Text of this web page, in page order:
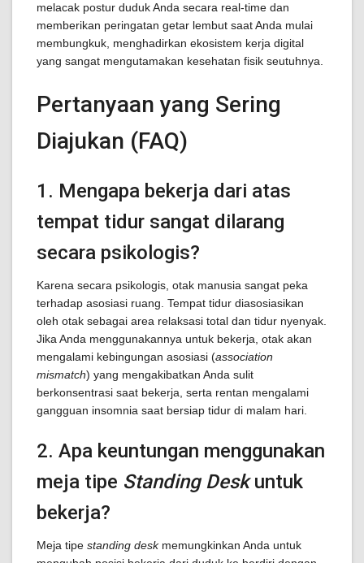
melacak postur duduk Anda secara real-time dan
memberikan peringatan getar lembut saat Anda mulai
membungkuk, menghadirkan ekosistem kerja digital
yang sangat mengutamakan kesehatan fisik seutuhnya.
Pertanyaan yang Sering
Diajukan (FAQ)
1. Mengapa bekerja dari atas
tempat tidur sangat dilarang
secara psikologis?
Karena secara psikologis, otak manusia sangat peka
terhadap asosiasi ruang. Tempat tidur diasosiasikan
oleh otak sebagai area relaksasi total dan tidur nyenyak.
Jika Anda menggunakannya untuk bekerja, otak akan
mengalami kebingungan asosiasi (association
mismatch) yang mengakibatkan Anda sulit
berkonsentrasi saat bekerja, serta rentan mengalami
gangguan insomnia saat bersiap tidur di malam hari.
2. Apa keuntungan menggunakan
meja tipe Standing Deskuntuk
bekerja?
Meja tipe standing deskmemungkinkan Anda untuk